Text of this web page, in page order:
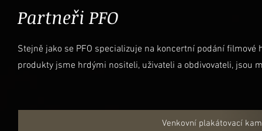
Partneři PFO
Stejně jako se PFO specializuje na koncertní podání
produkty jsme hrdými nositeli, uživateli a obdivovateli, jsou
Venkovní plakátovací